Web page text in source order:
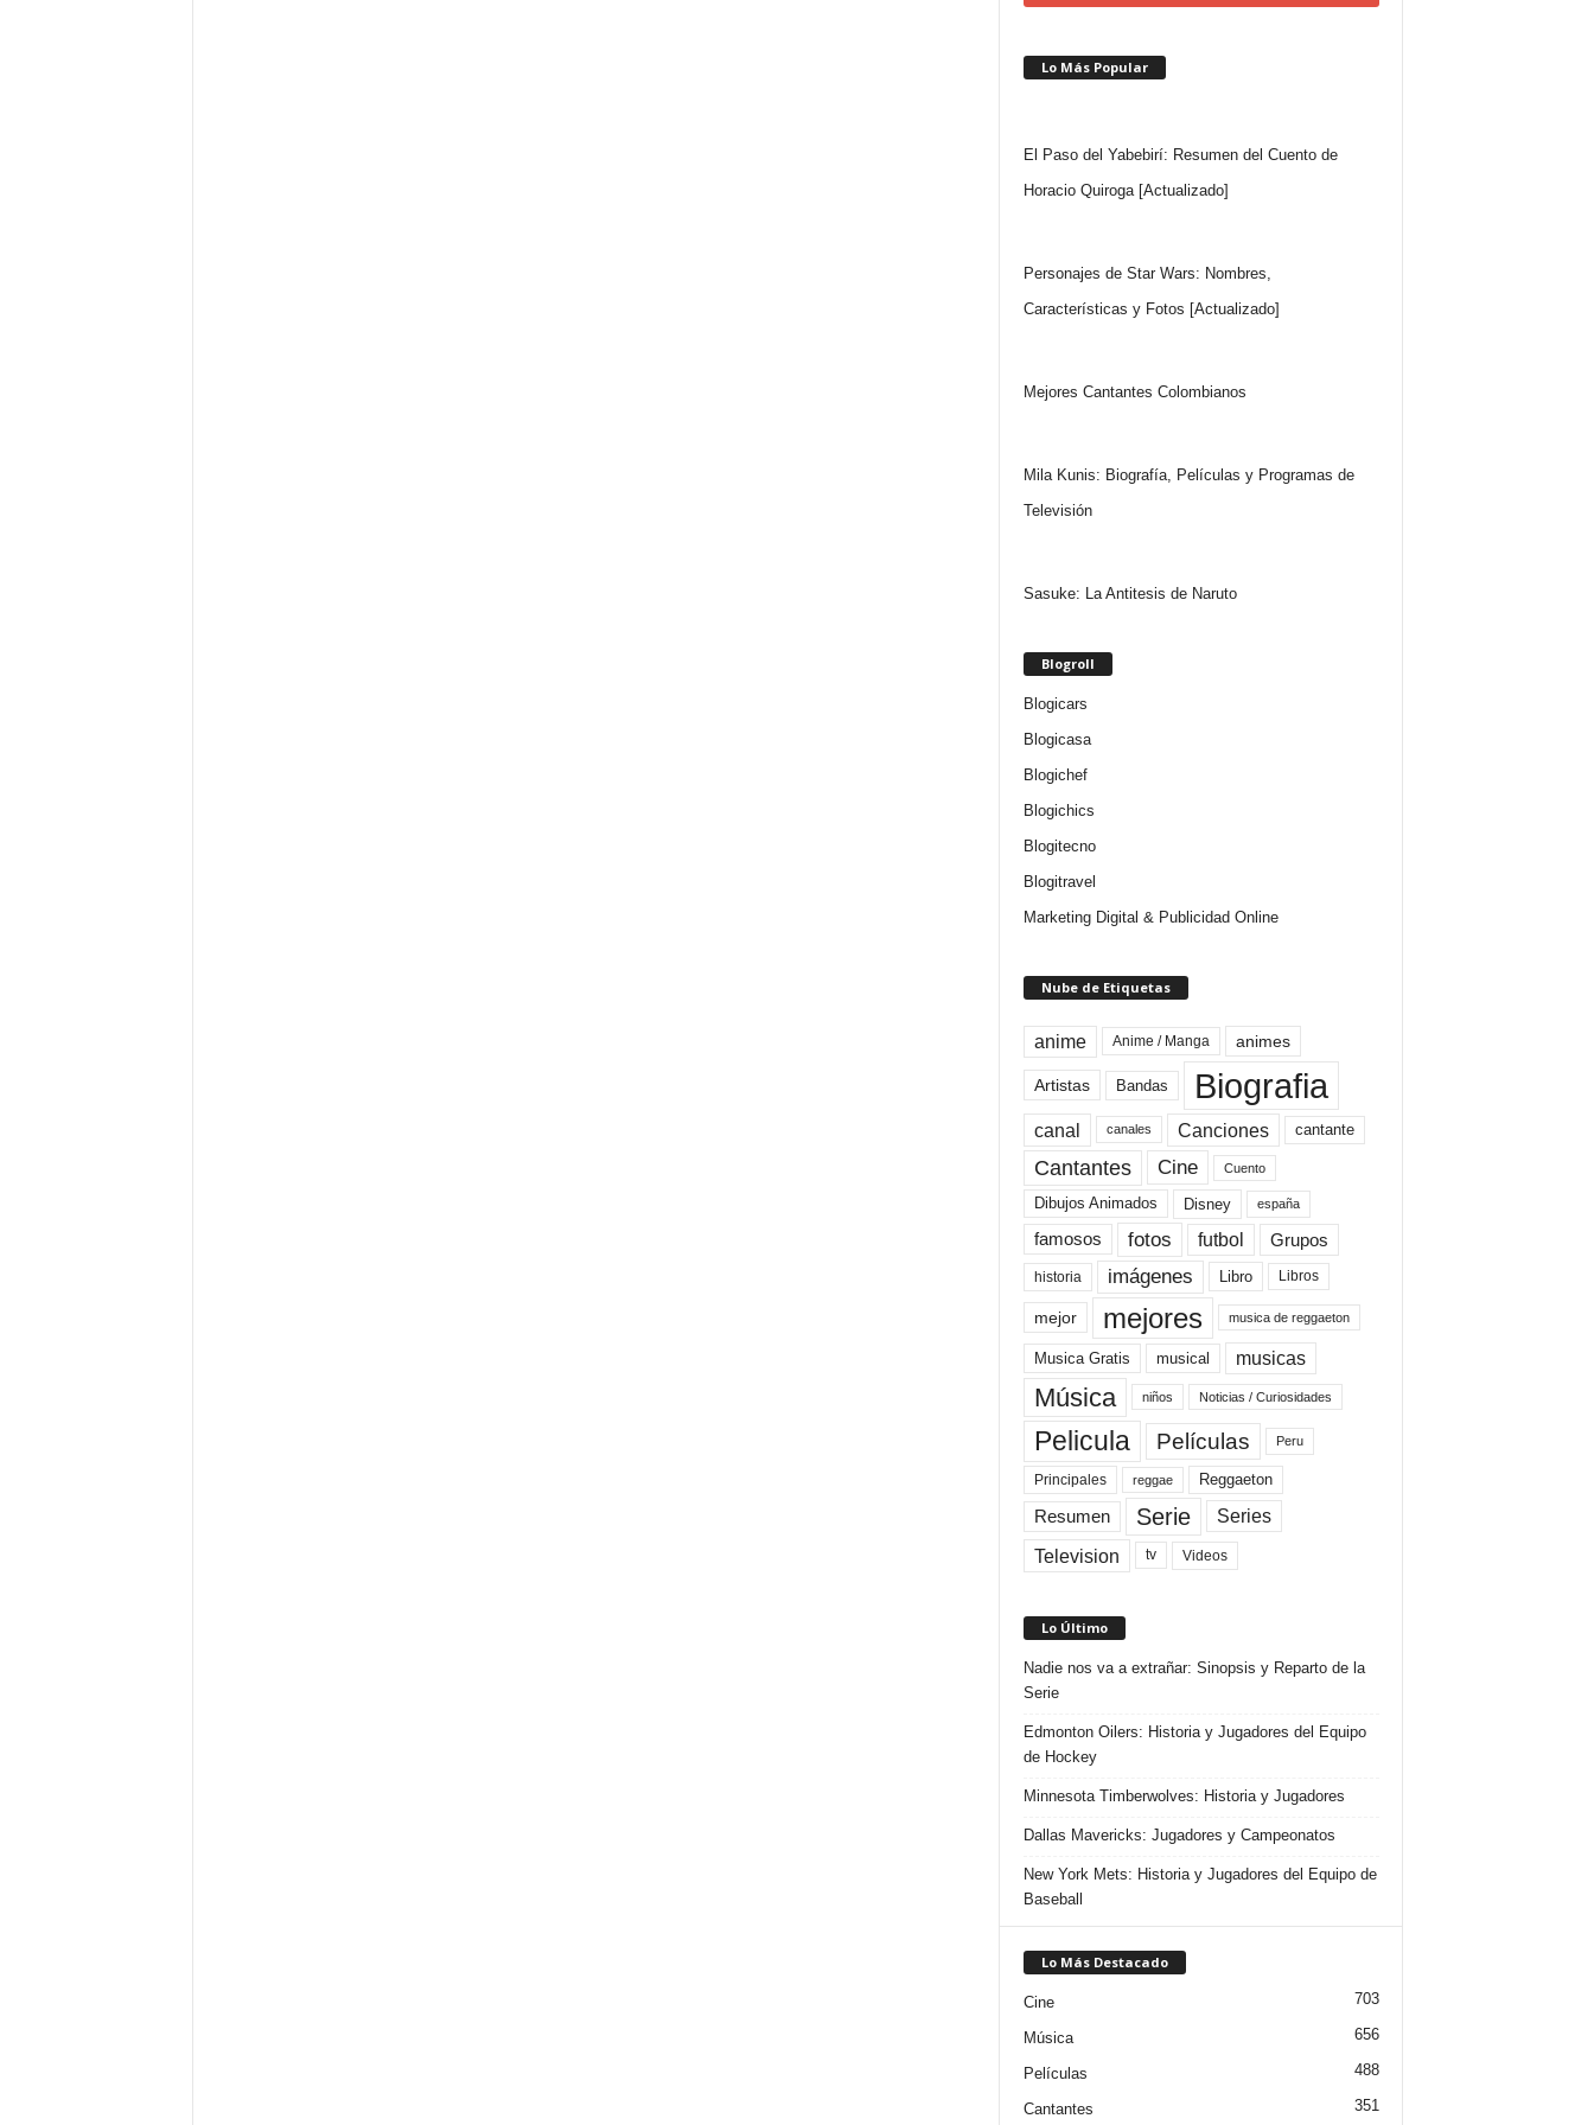
Lo Más Popular
El Paso del Yabebirí: Resumen del Cuento de
Horacio Quiroga [Actualizado]
Personajes de Star Wars: Nombres,
Características y Fotos [Actualizado]
Mejores Cantantes Colombianos
Mila Kunis: Biografía, Películas y Programas de
Televisión
Sasuke: La Antitesis de Naruto
Blogroll
Blogicars
Blogicasa
Blogichef
Blogichics
Blogitecno
Blogitravel
Marketing Digital & Publicidad Online
Nube de Etiquetas
anime Anime / Manga animes
Artistas Bandas Biografia
canal canales Canciones cantante
Cantantes Cine Cuento
Dibujos Animados Disney españa
famosos fotos futbol Grupos
historia imágenes Libro Libros
mejor mejores musica de reggaeton
Musica Gratis musical musicas
Música niños Noticias / Curiosidades
Pelicula Películas Peru
Principales reggae Reggaeton
Resumen Serie Series
Television tv Videos
Lo Último
Nadie nos va a extrañar: Sinopsis y Reparto de la
Serie
Edmonton Oilers: Historia y Jugadores del Equipo
de Hockey
Minnesota Timberwolves: Historia y Jugadores
Dallas Mavericks: Jugadores y Campeonatos
New York Mets: Historia y Jugadores del Equipo de
Baseball
Lo Más Destacado
Cine 703
Música 656
Películas 488
Cantantes 351